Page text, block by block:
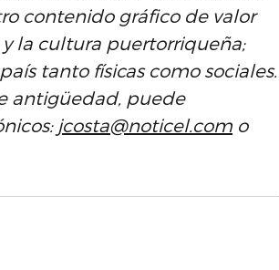
contenido gráfico de valor
la cultura puertorriqueña;
tanto físicas como sociales.
antigüedad, puede
jcosta@noticel.com o